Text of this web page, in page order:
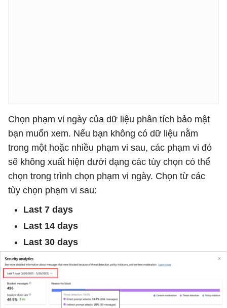
Chọn phạm vi ngày của dữ liệu phân tích bảo mật
bạn muốn xem. Nếu bạn không có dữ liệu nằm
trong một hoặc nhiều phạm vi sau, các phạm vi đó
sẽ không xuất hiện dưới dạng các tùy chọn có thể
chọn trong trình chọn phạm vi ngày. Chọn từ các
tùy chọn phạm vi sau:
Last 7 days
Last 14 days
Last 30 days